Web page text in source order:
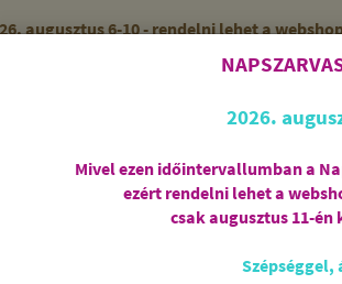
augusztus 6-10 - rendelni lehet a
527 25 56 (SZANDI)
2026.
Mivel ezen időintervallumban a
ezért rendelni lehet a
csak augusztus 11-én
Szépséggel,